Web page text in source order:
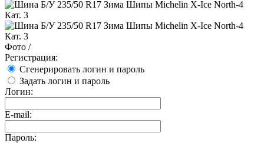
Фото /
Регистрация:
Сгенерировать логин и пароль
Задать логин и пароль
Логин:
E-mail:
Пароль: